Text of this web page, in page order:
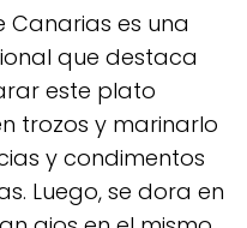
Canarias es una
que destaca
este plato
trozos y marinarlo
y condimentos
Luego, se dora en